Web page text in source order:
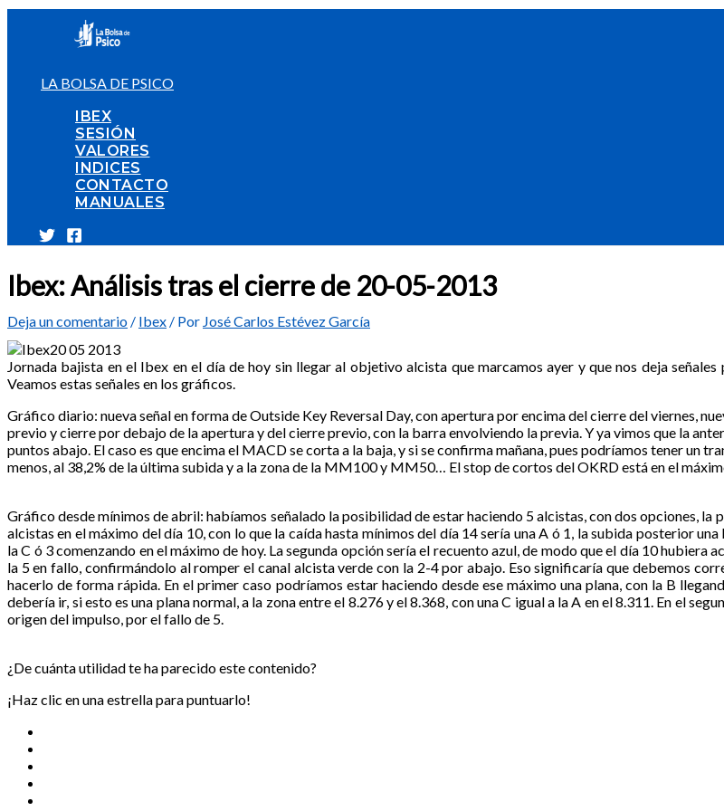
LA BOLSA DE PSICO
IBEX
SESIÓN
VALORES
INDICES
CONTACTO
MANUALES
Ibex: Análisis tras el cierre de 20-05-2013
Deja un comentario / Ibex / Por José Carlos Estévez García
Jornada bajista en el Ibex en el día de hoy sin llegar al objetivo alcista que marcamos ayer y que nos deja
Veamos estas señales en los gráficos.
Gráfico diario: nueva señal en forma de Outside Key Reversal Day, con apertura por encima del cierre del viernes,
previo y cierre por debajo de la apertura y del cierre previo, con la barra envolviendo la previa. Y ya vimos que la
puntos abajo. El caso es que encima el MACD se corta a la baja, y si se confirma mañana, pues podríamos tener un
menos, al 38,2% de la última subida y a la zona de la MM100 y MM50… El stop de cortos del OKRD está en el
Gráfico desde mínimos de abril: habíamos señalado la posibilidad de estar haciendo 5 alcistas, con dos opciones, la
alcistas en el máximo del día 10, con lo que la caída hasta mínimos del día 14 sería una A ó 1, la subida posterior
la C ó 3 comenzando en el máximo de hoy. La segunda opción sería el recuento azul, de modo que el día 10 hubiera
la 5 en fallo, confirmándolo al romper el canal alcista verde con la 2-4 por abajo. Eso significaría que debemos
hacerlo de forma rápida. En el primer caso podríamos estar haciendo desde ese máximo una plana, con la B
debería ir, si esto es una plana normal, a la zona entre el 8.276 y el 8.368, con una C igual a la A en el 8.311. En el
origen del impulso, por el fallo de 5.
¿De cuánta utilidad te ha parecido este contenido?
¡Haz clic en una estrella para puntuarlo!